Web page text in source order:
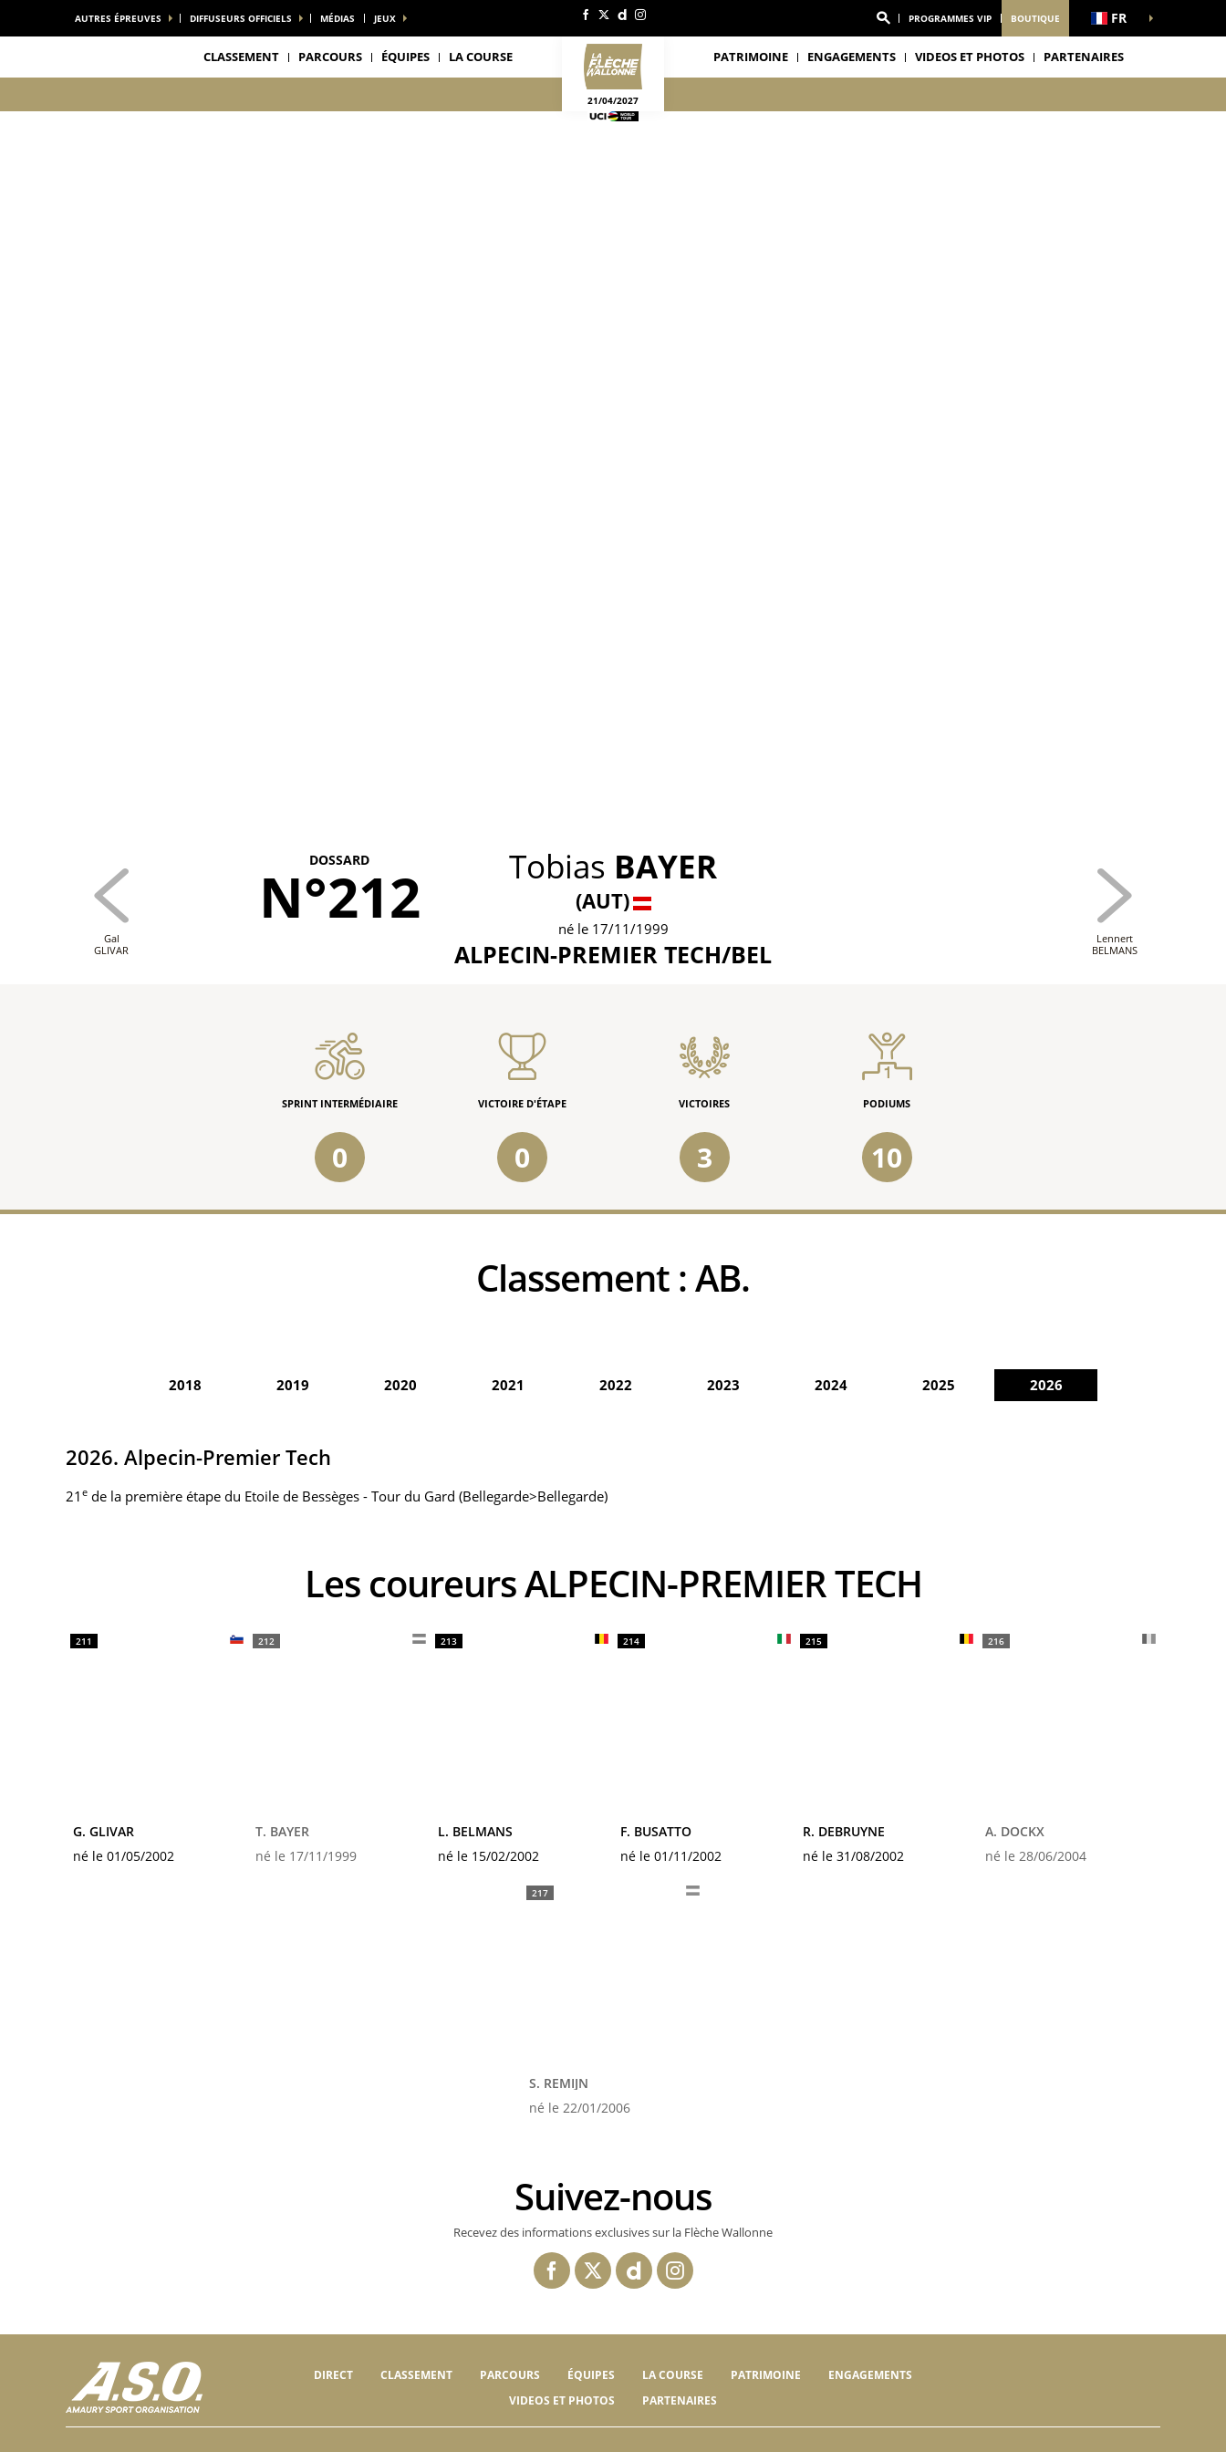
AUTRES ÉPREUVES DIFFUSEURS OFFICIELS MÉDIAS JEUX PROGRAMMES VIP BOUTIQUE FR
CLASSEMENT PARCOURS ÉQUIPES LA COURSE
21/04/2027
PATRIMOINE ENGAGEMENTS VIDEOS ET PHOTOS PARTENAIRES
DOSSARD
N°212 Tobias BAYER
(AUT)
né le 17/11/1999
ALPECIN-PREMIER TECH/BEL
Gal
GLIVAR
Lennert
BELMANS
SPRINT INTERMÉDIAIRE
0
VICTOIRE D'ÉTAPE
0
VICTOIRES
3
PODIUMS
10
Classement :AB.
2018 2019 2020 2021 2022 2023 2024 2025 2026
2026. Alpecin-Premier Tech
21 e de la première étape du Etoile de Bessèges - Tour du Gard (Bellegarde>Bellegarde)
Les coureurs ALPECIN-PREMIER TECH
211
G. GLIVAR
né le 01/05/2002
212
T. BAYER
né le 17/11/1999
213
L. BELMANS
né le 15/02/2002
214
F. BUSATTO
né le 01/11/2002
215
R. DEBRUYNE
né le 31/08/2002
216
A. DOCKX
né le 28/06/2004
217
S. REMIJN
né le 22/01/2006
Suivez-nous
Recevez des informations exclusives sur la Flèche Wallonne
DIRECT CLASSEMENT PARCOURS ÉQUIPES LA COURSE PATRIMOINE
ENGAGEMENTS
VIDEOS ET PHOTOS
PARTENAIRES